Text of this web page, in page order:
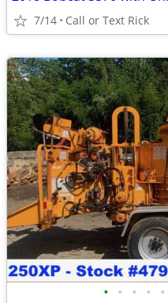
7/14 Call or Text Rick
• • • • •